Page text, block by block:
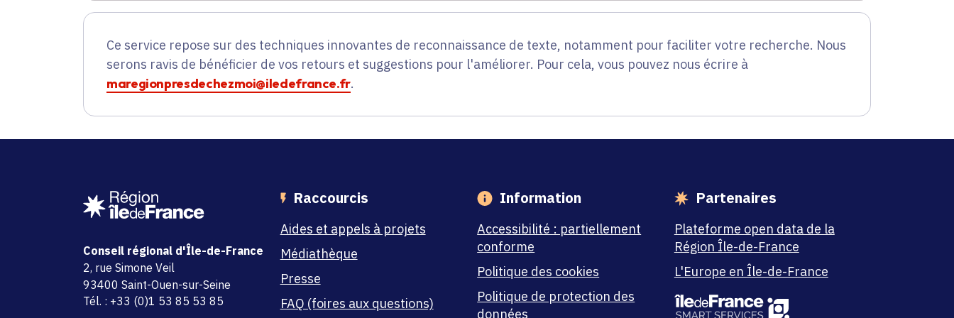
Ce service repose sur des techniques innovantes de reconnaissance de texte, notamment pour faciliter votre recherche. Nous
serons ravis de bénéficier de vos retours et suggestions pour l'améliorer. Pour cela, vous pouvez nous écrire à
maregionpresdechezmoi@iledefrance.fr.
Conseil régional d'Île-de-France
adresse
2, rue Simone Veil
code postal et commune
93400 Saint-Ouen-sur-Seine
Tél. : +33 (0)1 53 85 53 85
Raccourcis
Aides et appels à projets
Médiathèque
Presse
FAQ (foires aux questions)
Information
Accessibilité : partiellement
conforme
Politique des cookies
Politique de protection des
données
Partenaires
Plateforme open data de la
Région Île-de-France
L'Europe en Île-de-France